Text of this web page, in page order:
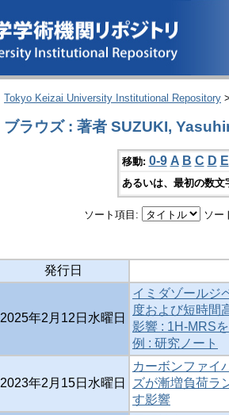
Tokyo Keizai University Institutional Repository
ブラウズ : 著者 SUZUKI,
移動: 0-9 A B C D E
あるいは、最初の数
ソート項目: ソー
発行日
2025年2月12日水曜日
イミダゾールジ
度および短時間
影響 : 1H-MRS
例 : 研究ノート
2023年2月15日水曜日
カーボンファイ
ズが漸増負荷ラ
す影響